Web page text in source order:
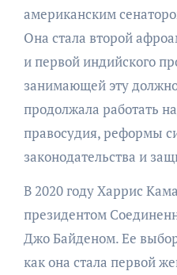
американским
Она стала второй
и первой индийского
занимающей эту
продолжала работать
правосудия, реформы
законодательства и
В 2020 году Харрис
президентом
Джо Байденом. Ее
как она стала первой